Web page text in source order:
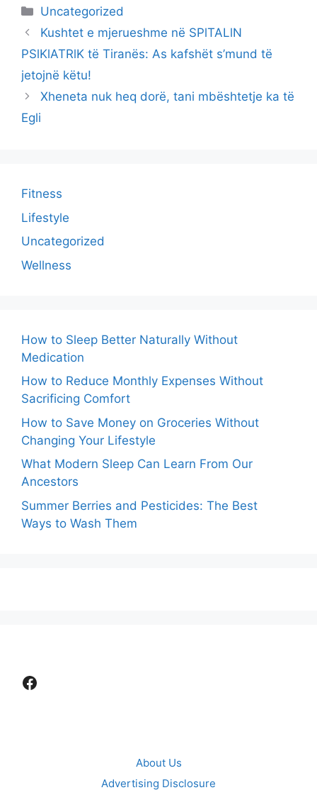
Categories
Uncategorized
Kushtet e mjerueshme në SPlTALlN
PSlKlATRlK të Tiranës: As kafshët s’mund të
jetojnë këtu!
Xheneta nuk heq dorë, tani mbështetje ka të
Egli
Fitness
Lifestyle
Uncategorized
Wellness
How to Sleep Better Naturally Without
Medication
How to Reduce Monthly Expenses Without
Sacrificing Comfort
How to Save Money on Groceries Without
Changing Your Lifestyle
What Modern Sleep Can Learn From Our
Ancestors
Summer Berries and Pesticides: The Best
Ways to Wash Them
Facebook
About Us
Advertising Disclosure